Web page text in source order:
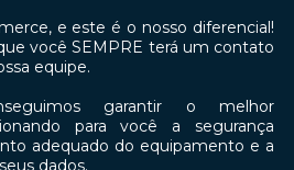
e este é o nosso diferencial!
você SEMPRE terá um contato
equipe.
garantir o melhor
para você a segurança
adequado do equipamento e a
dados.